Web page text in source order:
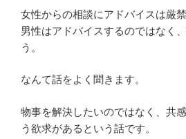
女性からの相談にアドバイスは厳
男性はアドバイスするのではなく
う。
なんて話をよく聞きます。
物事を解決したいのではなく、共
う欲求があるという話です。